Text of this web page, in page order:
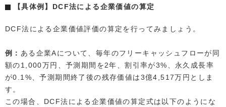
【具体例】DCF法による企業価値の算定
DCF法による企業価値評価の算定を行ってみましょう。
例： ある企業Aについて、毎年のフリーキャッシュフローが同
額の1,000万円、予測期間を2年、割引率が3%、永久成長率
が0.1%、予測期間終了後の残存価値は3億4,517万円としま
す。
この場合、DCF法による企業価値の算定式は以下のようにな